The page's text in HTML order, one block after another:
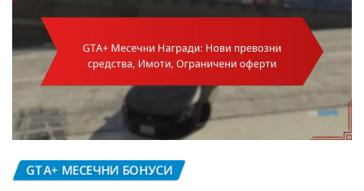
GTA+ МЕСЕЧНИ БОНУСИ